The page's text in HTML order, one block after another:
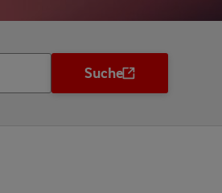
Suche